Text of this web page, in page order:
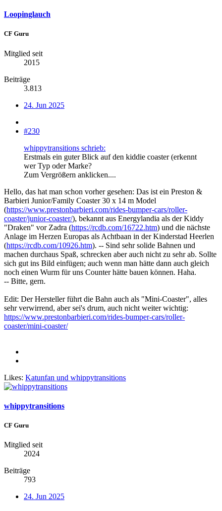
Loopinglauch
CF Guru
Mitglied seit
2015
Beiträge
3.813
24. Jun 2025
#230
whippytransitions schrieb:
Erstmals ein guter Blick auf den kiddie coaster (erkennt
wer Typ oder Marke?
Zum Vergrößern anklicken....
Hello, das hat man schon vorher gesehen: Das ist ein Preston &
Barbieri Junior/Family Coaster 30 x 14 m Model
(https://www.prestonbarbieri.com/rides-bumper-cars/roller-
coaster/junior-coaster/), bekannt aus Energylandia als der Kiddy
"Draken" vor Zadra (https://rcdb.com/16722.htm) und die nächste
Anlage im Herzen Europas als Achtbaan in der Kinderstad Heerlen
(https://rcdb.com/10926.htm). -- Sind sehr solide Bahnen und
machen durchaus Spaß, schrecken aber auch nicht zu sehr ab. Sollte
sich gut ins Bild einfügen; auch wenn man hätte dann auch gleich
noch einen Wurm für uns Counter hätte bauen können. Haha.
-- Bitte, gern.
Edit: Der Hersteller führt die Bahn auch als "Mini-Coaster", alles
sehr verwirrend, aber sei's drum, auch nicht weiter wichtig:
https://www.prestonbarbieri.com/rides-bumper-cars/roller-
coaster/mini-coaster/
Likes: Katunfan und whippytransitions
whippytransitions
CF Guru
Mitglied seit
2024
Beiträge
793
24. Jun 2025